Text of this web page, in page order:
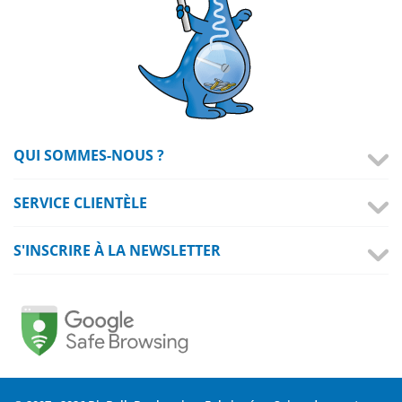
QUI SOMMES-NOUS ?
SERVICE CLIENTÈLE
S'INSCRIRE À LA NEWSLETTER